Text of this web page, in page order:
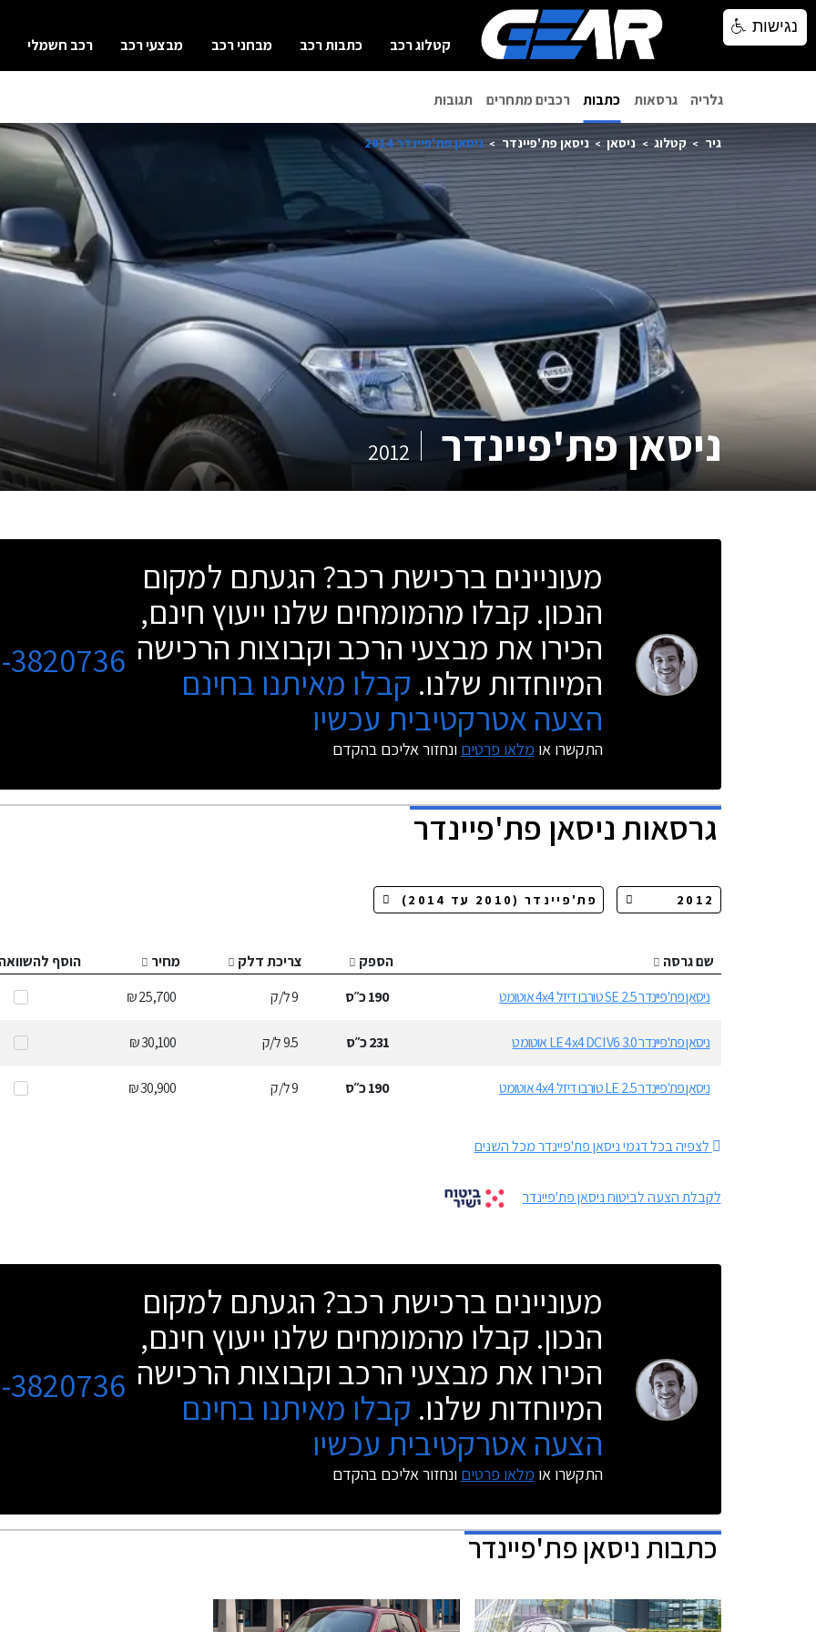
קטלוג רכב כתבות רכב מבחני רכב מבצעי רכב רכב חשמלי
גלריה גרסאות כתבות רכבים מתחרים תגובות
גיר קטלוג ניסאן ניסאן פת'פיינדר ניסאן פת'פיינדר 2014
ניסאן פת'פיינדר 2012
מעוניינים ברכישת רכב? הגעתם למקום
הנכון. קבלו מהמומחים שלנו ייעוץ חינם,
הכירו את מבצעי הרכב וקבוצות הרכישה
המיוחדות שלנו. קבלו מאיתנו בחינם
הצעה אטרקטיבית עכשיו
התקשרו או מלאו פרטים ונחזור אליכם בהקדם
3820736
גרסאותניסאן פת'פיינדר
שם גרסה הספק צריכת דלק מחיר
הוסף
ניסאן פת'פיינדר SE 2.5 טורבו דיזל 4x4 אוטומט
190כ״ס 9ל/ק 25,700 ₪
ניסאן פת'פיינדר 3.0 LE 4x4 DCI V6 אוטומט 231כ״ס 9.5ל/ק 30,100 ₪
ניסאן פת'פיינדר LE 2.5 טורבו דיזל 4x4 אוטומט 190כ״ס 9ל/ק 30,900 ₪
לצפיה בכל דגמי ניסאן פת'פיינדר מכל השנים
לקבלת הצעה לביטוח ניסאן פת'פיינדר
מעוניינים ברכישת רכב? הגעתם למקום
הנכון. קבלו מהמומחים שלנו ייעוץ חינם,
הכירו את מבצעי הרכב וקבוצות הרכישה
המיוחדות שלנו. קבלו מאיתנו בחינם
הצעה אטרקטיבית עכשיו
התקשרו או מלאו פרטים ונחזור אליכם בהקדם
3820736
כתבותניסאן פת'פיינדר
נגישות
נגישות